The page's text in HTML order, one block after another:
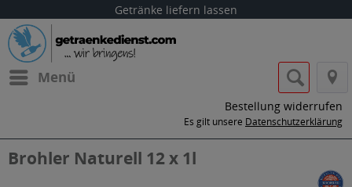
Getränke liefern lassen
Menü
Bestellung widerrufen
Es gilt unsere Datenschutzerklärung
Brohler Naturell 12 x 1l